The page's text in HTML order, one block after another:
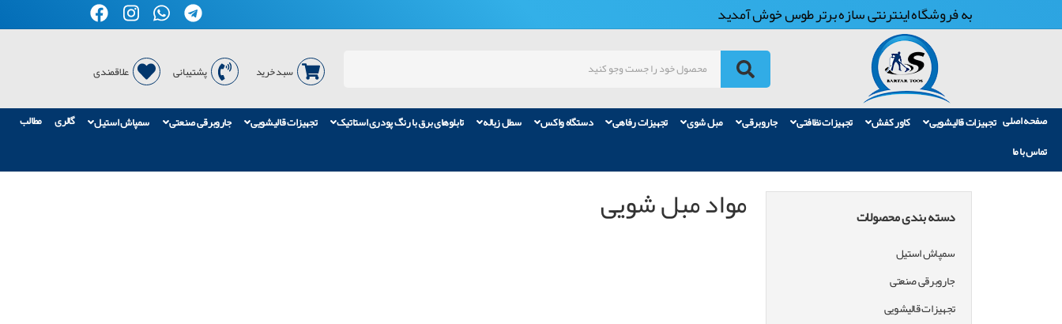
به فروشگاه اینترنتی سازه برتر طوس خوش آمدید
سبد خرید پشتیبانی علاقمندی
صفحه اصلی تجهیزات قالیشویی کاور کفش تجهیزات نظافتی جاروبرقی مبل شوی تجهیزات رفاهی دستگاه واکس سطل زباله تابلوهای برق با رنگ پودری استاتیک تجهیزات قالیشویی جاروبرقی صنعتی سمپاش استیل گالری
مطالب
تماس با ما
مواد مبل شویی دسته بندی محصولات
سمپاش استیل
جاروبرقی صنعتی
تجهیزات قالیشویی